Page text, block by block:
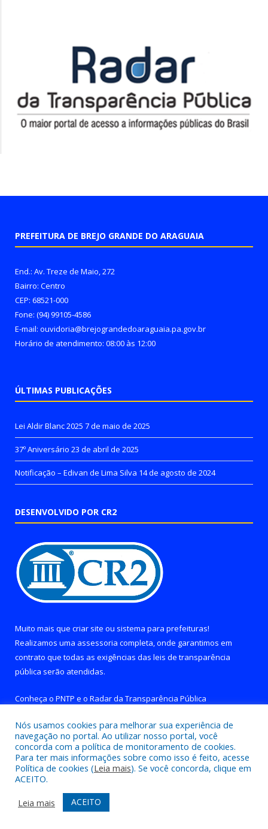
PREFEITURA DE BREJO GRANDE DO ARAGUAIA
End.: Av. Treze de Maio, 272
Bairro: Centro
CEP: 68521-000
Fone: (94) 99105-4586
E-mail: ouvidoria@brejograndedoaraguaia.pa.gov.br
Horário de atendimento: 08:00 às 12:00
ÚLTIMAS PUBLICAÇÕES
Lei Aldir Blanc 2025 7 de maio de 2025
37º Aniversário 23 de abril de 2025
Notificação – Edivan de Lima Silva 14 de agosto de 2024
DESENVOLVIDO POR CR2
Muito mais que criar site ou sistema para prefeituras!
Realizamos uma assessoria completa, onde garantimos em
contrato que todas as exigências das leis de transparência
pública serão atendidas.
Conheça o PNTP e o Radar da Transparência Pública
Todos os direitos reservados a Prefeitura de Brejo Grande do
Araguaia.
Mapa do Site
Acessar Área Administrativa
Acessar Webmail
Nós usamos cookies para melhorar sua experiência de
navegação no portal. Ao utilizar nosso portal, você
concorda com a política de monitoramento de cookies.
Para ter mais informações sobre como isso é feito, acesse
Política de cookies (Leia mais). Se você concorda, clique em
ACEITO.
Leia mais
ACEITO